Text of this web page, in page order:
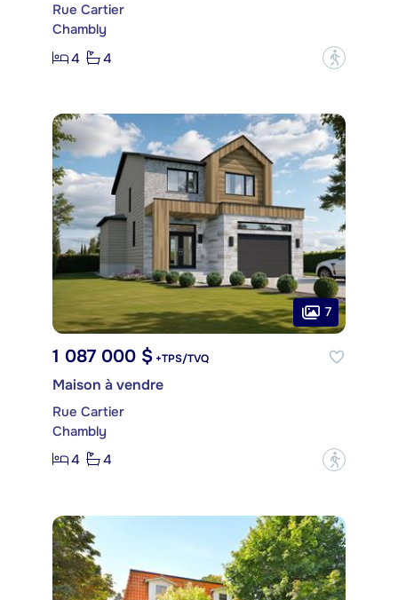
Rue Cartier
Chambly
4
4 ?
7
1 087 000 $ +TPS/TVQ
Maison à vendre
Rue Cartier
Chambly
4
4 ?